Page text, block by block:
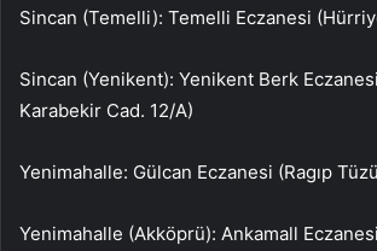
Sincan (Temelli): Temelli Eczanesi
Sincan (Yenikent): Yenikent Berk
Karabekir Cad. 12/A)
Yenimahalle: Gülcan Eczanesi (Ragıp
Yenimahalle (Akköprü): Ankamall